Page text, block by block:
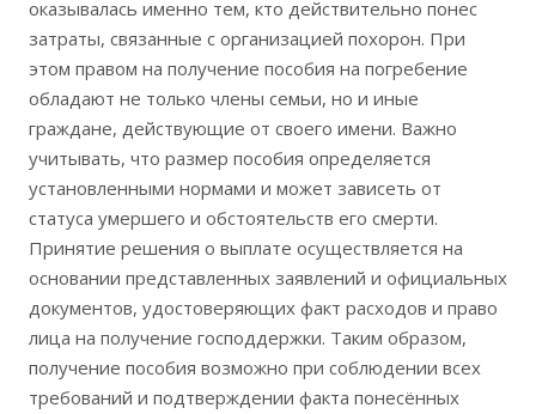
оказывалась именно тем, кто действительно понес
затраты, связанные с организацией похорон. При
этом правом на получение пособия на погребение
обладают не только члены семьи, но и иные
граждане, действующие от своего имени. Важно
учитывать, что размер пособия определяется
установленными нормами и может зависеть от
статуса умершего и обстоятельств его смерти.
Принятие решения о выплате осуществляется на
основании представленных заявлений и официальных
документов, удостоверяющих факт расходов и право
лица на получение господдержки. Таким образом,
получение пособия возможно при соблюдении всех
требований и подтверждении факта понесённых